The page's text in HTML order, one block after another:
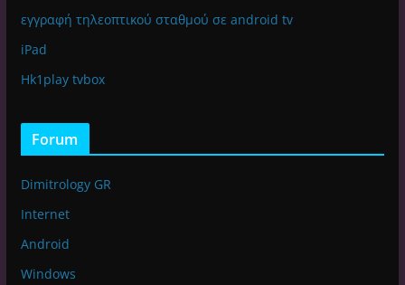
εγγραφή τηλεοπτικού σταθμού σε android tv
iPad
Hk1play tvbox
Forum
Dimitrology GR
Internet
Android
Windows